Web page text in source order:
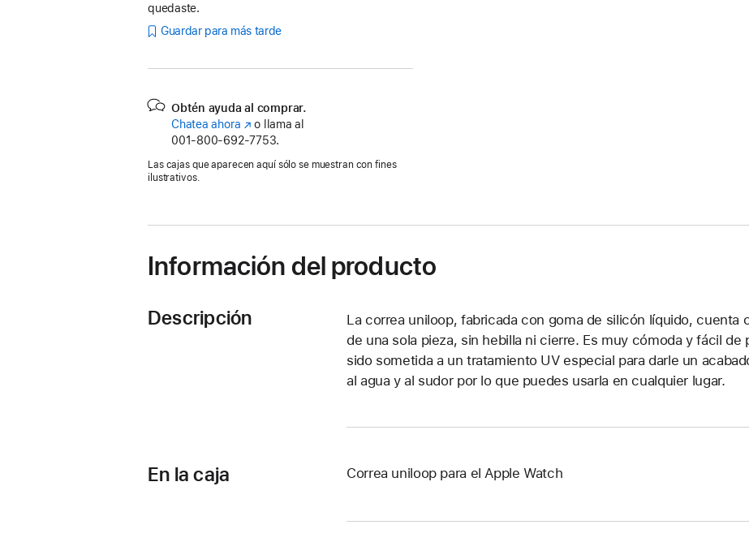
quedaste.
Guardar para más tarde
Obtén ayuda al comprar.
Chatea ahora (se
abre
una
o llama al
001‑800‑692‑7753.
Las cajas que aparecen aquí sólo se muestran con fines
ilustrativos.
Información del producto
Descripción
La correa uniloop, fabricada con goma de silicón líquido, cuenta
de una sola pieza, sin hebilla ni cierre. Es muy cómoda y fácil de
sido sometida a un tratamiento UV especial para darle un
al agua y al sudor por lo que puedes usarla en cualquier lugar.
En la caja Correa uniloop para el Apple Watch